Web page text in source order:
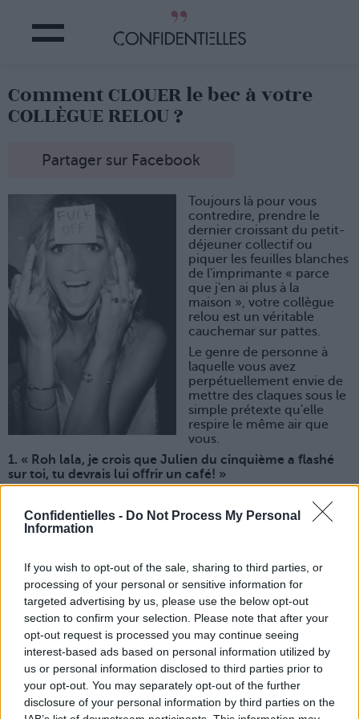
Confidentielles - Do Not Process My Personal
Information
If you wish to opt-out of the sale, sharing to third parties, or
processing of your personal or sensitive information for
targeted advertising by us, please use the below opt-out
section to confirm your selection. Please note that after your
opt-out request is processed you may continue seeing
interest-based ads based on personal information utilized by
us or personal information disclosed to third parties prior to
your opt-out. You may separately opt-out of the further
disclosure of your personal information by third parties on the
Comment CLOUER le bec à votre
COLLÈGUE RELOU ?
Partager sur Facebook
Toujours là pour vous
contredire, prendre le
dernier croissant du petit-
déjeuner collectif ou
piquer les feuilles blanches
de l'imprimante « parce
que j'en ai plus à la
maison », votre collègue
relou est un véritable
cauchemar sur pattes.
Le genre de personne à
laquelle vous avez
perpétuellement envie de
mettre des claques sous le
simple prétexte qu'elle
respire le même air que
vous.
1. « Roh lala, je crois que Julien du cinquième a flashé
sur toi, tu devrais lui offrir un café! »
tellement insupportable, imbu de lui-même et aussi idiot
qu'un enfant de deux ans devant un jeu d'échecs. Mais
dans les bras du premier crétin venu. Comme ça, elle sera
plus souvent fourrée au cinquième que dans le bureau
d'à côté.
2. « C'est marrant, tu savais que les gens qui parlent pour
ne rien dire ont une espérance de vie vachement moins
grande que les autres ? »
Son barbecue du week-end dernier, la rentrée du neveu
de sa cousine en CP et la plante verte qu'elle a trouvée
chez Truffaut hier soir, voilà tous les sujets absolument
passionnants auxquels vous avez eu le droit depuis ce